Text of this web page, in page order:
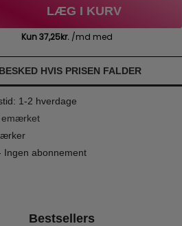
LÆG I KURV
HVIS PRISEN FALDER
1-2 hverdage
emærket
Ingen abonnement
Bestsellers